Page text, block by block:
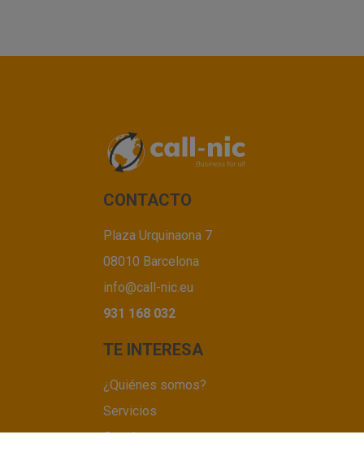
CONTACTO
Plaza Urquinaona 7
08010 Barcelona
info@call-nic.eu
931 168 032
TE INTERESA
¿Quiénes somos?
Servicios
Contáctanos